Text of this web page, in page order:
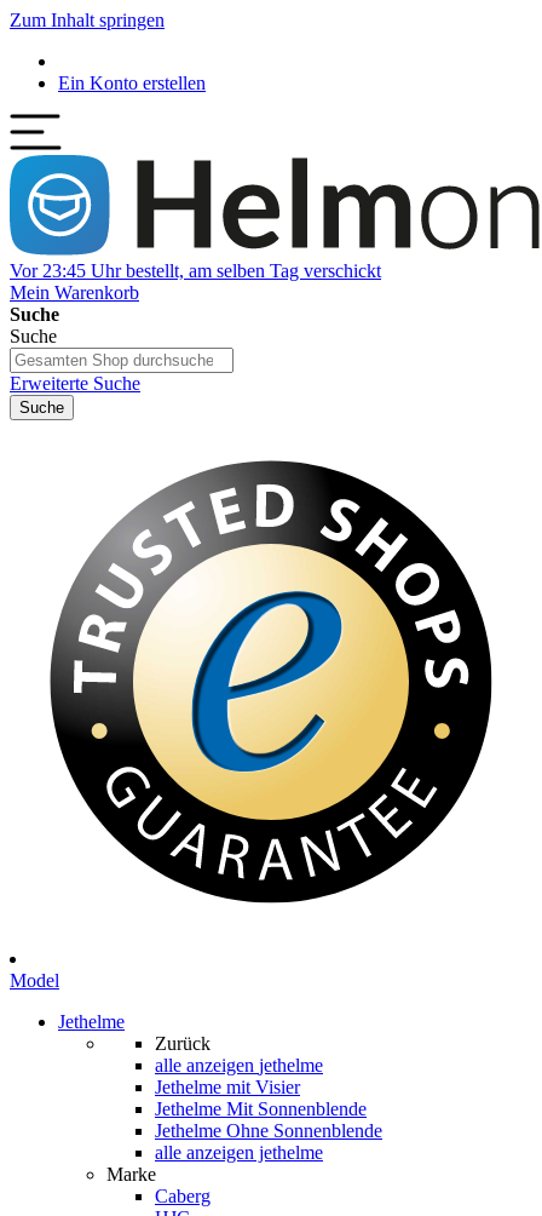
Zum Inhalt springen
Ein Konto erstellen
Vor 23:45 Uhr bestellt, am selben Tag verschickt
Mein Warenkorb
Suche
Suche
Erweiterte Suche
Suche
Model
Jethelme
Zurück
alle anzeigen jethelme
Jethelme mit Visier
Jethelme Mit Sonnenblende
Jethelme Ohne Sonnenblende
alle anzeigen jethelme
Marke
Caberg